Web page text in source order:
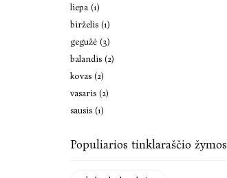
liepa (1)
birželis (1)
gegužė (3)
balandis (2)
kovas (2)
vasaris (2)
sausis (1)
Populiarios tinklaraščio žymos